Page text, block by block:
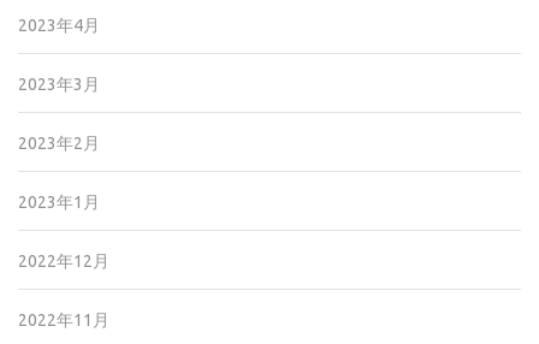
2023年4月
2023年3月
2023年2月
2023年1月
2022年12月
2022年11月